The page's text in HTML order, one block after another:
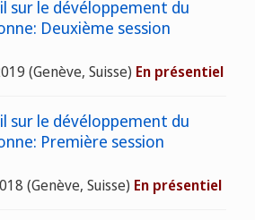
sur le dévéloppement du
Deuxième session
(Genève, Suisse) En présentiel
sur le dévéloppement du
Première session
(Genève, Suisse) En présentiel